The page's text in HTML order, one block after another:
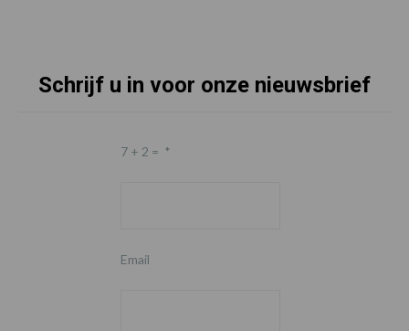
Schrijf u in voor onze nieuwsbrief
7 + 2 = *
Email